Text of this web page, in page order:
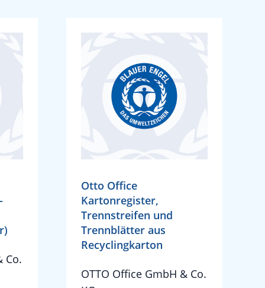
Co.
Otto Office
Kartonregister,
Trennstreifen und
Trennblätter aus
Recyclingkarton
OTTO Office GmbH & Co.